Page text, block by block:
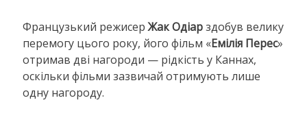
Французький режисерЖак Одіарздобув велику
перемогу цього року, його фільм «Емілія Перес»
отримав дві нагороди — рідкість у Каннах,
оскільки фільми зазвичай отримують лише
одну нагороду.